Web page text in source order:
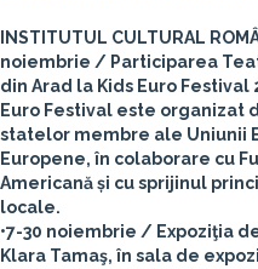
INSTITUTUL CULTURAL
noiembrie / Participarea
din Arad la Kids Euro Festival
Euro Festival este
statelor membre ale Uniunii
Europene, în colaborare cu
Americană și cu sprijinul
locale.
•7-30 noiembrie / Expoziţia
Klara Tamaş, în sala de